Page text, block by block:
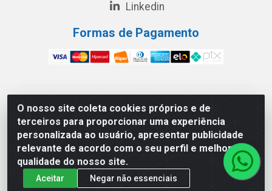
O nosso site coleta cookies próprios e de
terceiros para proporcionar uma experiência
personalizada ao usuário, apresentar publicidade
relevante de acordo com o seu perfil e melhorar a
qualidade do nosso site.
Aceitar Negar não essenciais
Linkedin
Formas de Pagamento
América Latina Indústria e Comércio de Vidros LTDA -
CNPJ 19.813.045/0001-03 - Rua Carlos Drummond de
Andrade, 151 Núcleo Industrial III – Cascavel/PR - CEP
85.811-530